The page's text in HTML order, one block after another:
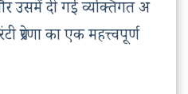
उसमें दी गई व्यक्तिगत अ
प्रेरणा का एक महत्त्वपूर्ण